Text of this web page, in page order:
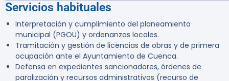
Servicios habituales
Interpretación y cumplimiento del planeamiento
municipal (PGOU) y ordenanzas locales.
Tramitación y gestión de licencias de obras y de primera
ocupación ante el Ayuntamiento de Cuenca.
Defensa en expedientes sancionadores, órdenes de
paralización y recursos administrativos (recurso de